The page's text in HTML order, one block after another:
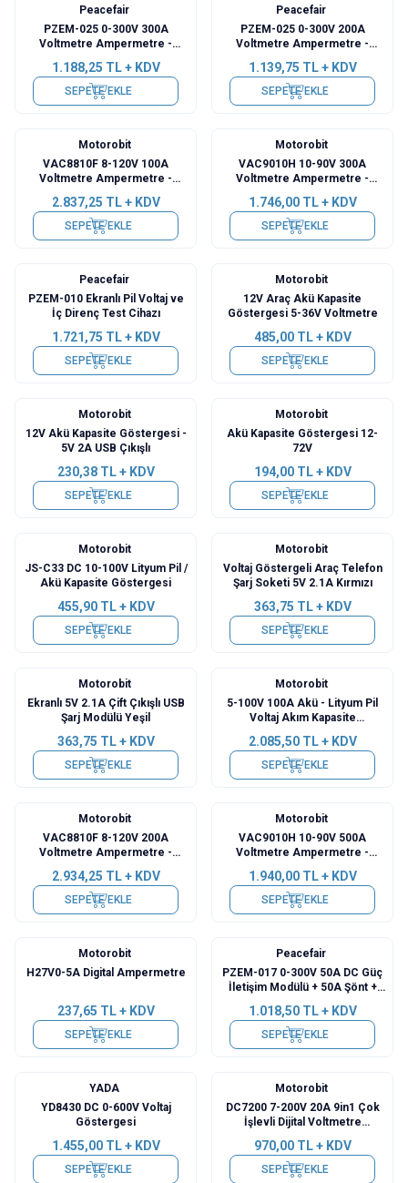
Peacefair
PZEM-025 0-300V 300A
Voltmetre Ampermetre -
1.188,25 TL + KDV
SEPETE EKLE
Peacefair
PZEM-025 0-300V 200A
Voltmetre Ampermetre -
1.139,75 TL + KDV
SEPETE EKLE
Motorobit
VAC8810F 8-120V 100A
Voltmetre Ampermetre -
2.837,25 TL + KDV
SEPETE EKLE
Motorobit
VAC9010H 10-90V 300A
Voltmetre Ampermetre -
1.746,00TL + KDV
SEPETE EKLE
Peacefair
PZEM-010 Ekranlı Pil Voltaj ve
İç Direnç Test Cihazı
1.721,75 TL + KDV
SEPETE EKLE
Motorobit
12V Araç Akü Kapasite
Göstergesi 5-36V Voltmetre
485,00TL + KDV
SEPETE EKLE
Motorobit
12V Akü Kapasite Göstergesi -
5V 2A USB Çıkışlı
230,38TL + KDV
SEPETE EKLE
Motorobit
Akü Kapasite Göstergesi 12-
72V
194,00TL + KDV
SEPETE EKLE
Motorobit
JS-C33 DC 10-100V Lityum Pil /
Akü Kapasite Göstergesi
455,90TL + KDV
SEPETE EKLE
Motorobit
Voltaj Göstergeli Araç Telefon
Şarj Soketi 5V 2.1A Kırmızı
363,75 TL + KDV
SEPETE EKLE
Motorobit
Ekranlı 5V 2.1A Çift Çıkışlı USB
Şarj Modülü Yeşil
363,75 TL + KDV
SEPETE EKLE
Motorobit
5-100V 100A Akü - Lityum Pil
Voltaj Akım Kapasite
2.085,50TL + KDV
SEPETE EKLE
Motorobit
VAC8810F 8-120V 200A
Voltmetre Ampermetre -
2.934,25 TL + KDV
SEPETE EKLE
Motorobit
VAC9010H 10-90V 500A
Voltmetre Ampermetre -
1.940,00TL + KDV
SEPETE EKLE
Motorobit
H27V0-5A Digital Ampermetre
237,65 TL + KDV
SEPETE EKLE
Peacefair
PZEM-017 0-300V 50A DC Güç
İletişim Modülü + 50A Şönt +
1.018,50TL + KDV
SEPETE EKLE
YADA
YD8430 DC 0-600V Voltaj
Göstergesi
1.455,00TL + KDV
SEPETE EKLE
Motorobit
DC7200 7-200V 20A 9in1 Çok
İşlevli Dijital Voltmetre
970,00TL + KDV
SEPETE EKLE